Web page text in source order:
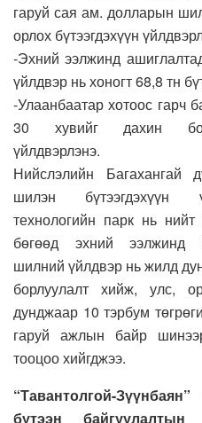
гаруй сая ам. долларын
орлох бүтээгдэхүүн
-Эхний ээлжинд
үйлдвэр нь хоногт 68,8 тн
-Улаанбаатар хотоос гарч
30 хувийг дахин
үйлдвэрлэнэ.
Нийслэлийн Багахангай
шилэн бүтээгдэхүүн
технологийн парк нь нийт
бөгөөд эхний ээлжинд
шилний үйлдвэр нь жилд
борлуулалт хийж, улс,
дунджаар 10 тэрбум
гаруй ажлын байр
тооцоо хийгджээ.
“Тавантолгой-
бүтээн